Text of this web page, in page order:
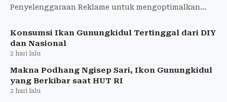
Penyelenggaraan Reklame untuk mengoptimalkan
hukum.
Konsumsi Ikan Gunungkidul Tertinggal dari DIY
dan Nasional
2 hari lalu
Makna Podhang Ngisep Sari, Ikon Gunungkidul
yang Berkibar saat HUT RI
2 hari lalu